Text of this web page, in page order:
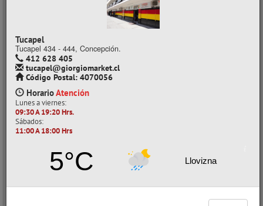
Tucapel
Tucapel 434 - 444, Concepción.
412 628 405
tucapel@giorgiomarket.cl
Código Postal: 4070056
HorarioAtención
Lunes a viernes:
09:30 A 19:20 Hrs.
Sábados:
11:00 A 18:00 Hrs
5°C Llovizna
GOMA EVA ADHESIVA GLITTER 20X30CMX02MM 1 ORO 1 PLATA 1
ROSADO ECOLÓGICA ATLANTIK
Despacho a domicilio (Stock: 500+)